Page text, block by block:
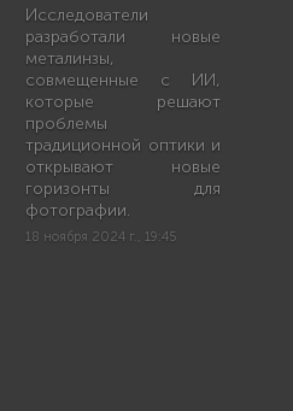
Исследователи
разработали новые
металинзы,
совмещенные с ИИ,
которые решают
проблемы
традиционной оптики и
открывают новые
горизонты для
фотографии.
18 ноября 2024 г., 19:45